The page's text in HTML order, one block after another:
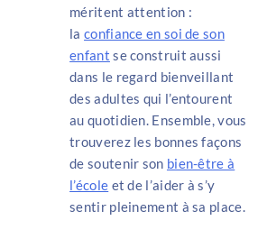
méritent attention :
la confiance en soi de son
enfant se construit aussi
dans le regard bienveillant
des adultes qui l’entourent
au quotidien. Ensemble, vous
trouverez les bonnes façons
de soutenir son bien-être à
l’école et de l’aider à s’y
sentir pleinement à sa place.